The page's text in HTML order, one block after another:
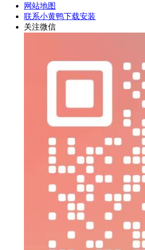
网站地图
联系小黄鸭下载安装
关注微信